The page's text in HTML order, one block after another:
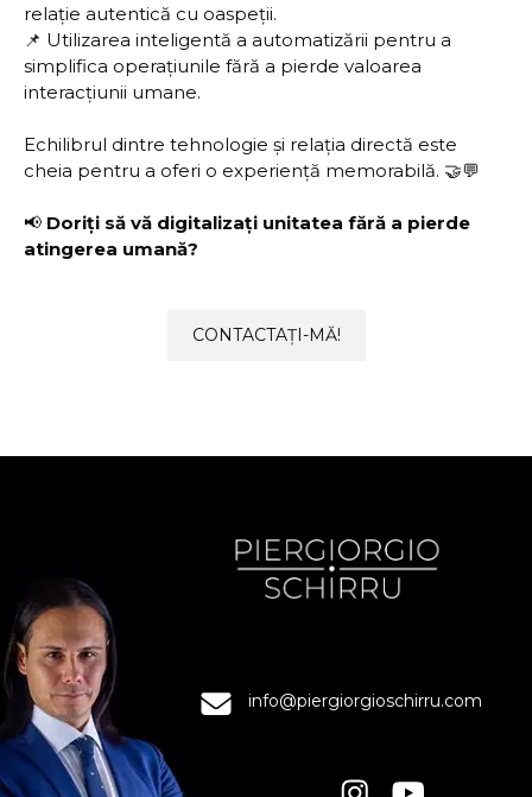
relație autentică cu oaspeții.
📌 Utilizarea inteligentă a automatizării pentru a
simplifica operațiunile fără a pierde valoarea
interacțiunii umane.
Echilibrul dintre tehnologie și relația directă este
cheia pentru a oferi o experiență memorabilă. 🤝💬
📢 Doriți să vă digitalizați unitatea fără a pierde
atingerea umană?
CONTACTAȚI-MĂ!
info@piergiorgioschirru.com